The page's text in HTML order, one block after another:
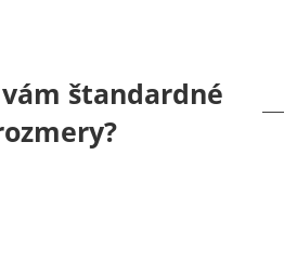
štandardné